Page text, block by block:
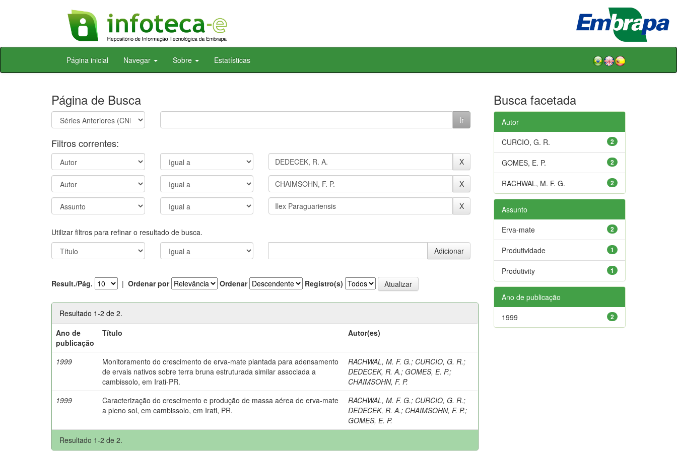
Skip
Página inicial Navegar Sobre Estatísticas
Página de Busca
Filtros correntes:
Utilizar filtros para refinar o resultado de busca.
Result./Pág. | Ordenar por Ordenar Registro(s)
Resultado 1-2 de 2.
Ano de
publicação
Título Autor(es)
1999
Monitoramento do crescimento de erva-mate plantada para adensamento
de ervais nativos sobre terra bruna estruturada similar associada a
cambissolo, em Irati-PR.
RACHWAL, M. F. G.; CURCIO, G. R.;
DEDECEK, R. A.;GOMES, E. P.;
CHAIMSOHN, F. P.
1999
Caracterização do crescimento e produção de massa aérea de erva-mate
a pleno sol, em cambissolo, em Irati, PR.
RACHWAL, M. F. G.; CURCIO, G. R.;
DEDECEK, R. A.; CHAIMSOHN, F. P.;
GOMES, E. P.
Resultado 1-2 de 2.
Busca facetada
Autor
2
CURCIO, G. R.
2
GOMES, E. P.
2
RACHWAL, M. F. G.
Assunto
2
Erva-mate
1
Produtividade
1
Produtivity
Ano de publicação
2
1999